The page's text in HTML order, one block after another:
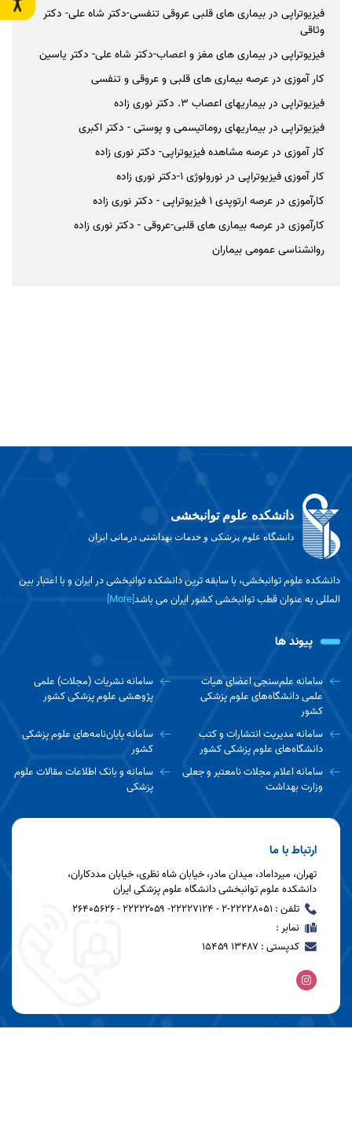
فیزیوتراپی در بیماری های قلبی عروقی تنفسی-دکتر شاه علی- دکتر
وثاقی
فیزیوتراپی در بیماری های مغز و اعصاب-دکتر شاه علی- دکتر یاسین
کار آموزی در عرصه بیماری های قلبی و عروقی و تنفسی
فیزیوتراپی در بیماریهای اعصاب 3. دکتر نوری زاده
فیزیوتراپی در بیماریهای روماتیسمی و پوستی - دکتر اکبری
کار آموزی در عرصه مشاهده فیزیوتراپی- دکتر نوری زاده
کار آموزی فیزیوتراپی در نورولوژی 1-دکتر نوری زاده
کارآموزی در عرصه ارتوپدی 1 فیزیوتراپی - دکتر نوری زاده
کارآموزی در عرصه بیماری های قلبی-عروقی - دکتر نوری زاده
روانشناسی عمومی بیماران
دانشکده علوم توانبخشی
دانشگاه علوم پزشکی و خدمات بهداشتی درمانی ایران
دانشکده علوم توانبخشی، با سابقه ترین دانشکده توانبخشی در ایران و با اعتبار بین
المللی به عنوان قطب توانبخشی کشور ایران می باشد[More]
پیوند ها
سامانه علم‌سنجی اعضای هیات
علمی دانشگاه‌های علوم پزشکی
کشور
سامانه نشریات (مجلات) علمی
پژوهشی علوم پزشکی کشور
سامانه مدیریت انتشارات و کتب
دانشگاه‌های علوم پزشکی کشور
سامانه پایان‌نامه‌های علوم پزشکی
کشور
سامانه اعلام مجلات نامعتبر و جعلی
وزارت بهداشت
سامانه و بانک اطلاعات مقالات علوم
پزشکی
ارتباط با ما
تهران، میرداماد، میدان مادر، خیابان شاه نظری، خیابان مددکاران،
دانشکده علوم توانبخشی دانشگاه علوم پزشکی ایران
تلفن : 22228051-2 - ۲۲۲۲۷۱۲۴- ۲۲۲۲۲۰۵۹ - 26405626
نمابر :
کدپستی : ۱۳۴۸۷ ۱۵۴۵۹